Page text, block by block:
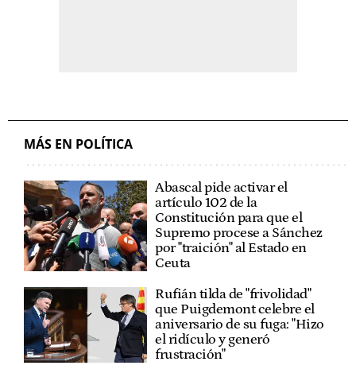
MÁS EN POLÍTICA
Abascal pide activar el
artículo 102 de la
Constitución para que el
Supremo procese a Sánchez
por "traición" al Estado en
Ceuta
Rufián tilda de "frivolidad"
que Puigdemont celebre el
aniversario de su fuga: "Hizo
el ridículo y generó
frustración"